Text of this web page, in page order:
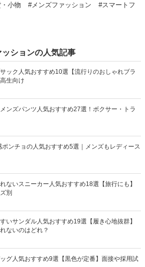
小物 #メンズファッション
#スマートフ
ッションの人気記事
ック人気おすすめ10選【流行りのおしゃれブラ
生向け
ンズパンツ人気おすすめ27選！ボクサー・トラ
ポンチョの人気おすすめ5選｜メンズもレディース
ないスニーカー人気おすすめ18選【旅行にも】
別
いサンダル人気おすすめ19選【履き心地抜群】
ないのはどれ？
グ人気おすすめ9選【黒色が定番】面接や採用試